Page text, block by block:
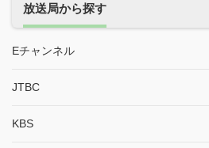
放送局から探す
Eチャンネル
JTBC
KBS